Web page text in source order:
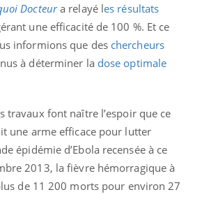
Docteura relayé les résultats
une efficacité de 100 %. Et ce
informions que des chercheurs
à déterminer la dose optimale
travaux font naître l’espoir que ce
une arme efficace pour lutter
épidémie d’Ebola recensée à ce
2013, la fièvre hémorragique à
de 11 200 morts pour environ 27